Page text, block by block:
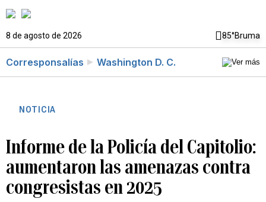
8 de agosto de 2026 85°Bruma
Corresponsalías Washington D. C.
NOTICIA
Informe de la Policía del Capitolio:
aumentaron las amenazas contra
congresistas en 2025